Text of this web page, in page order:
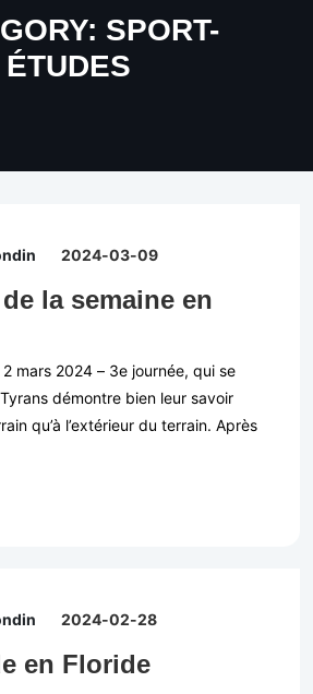
SPORT-
ÉTUDES
2024-03-09
la semaine en
mars 2024 – 3e journée, qui se
démontre bien leur savoir
qu’à l’extérieur du terrain. Après
2024-02-28
en Floride